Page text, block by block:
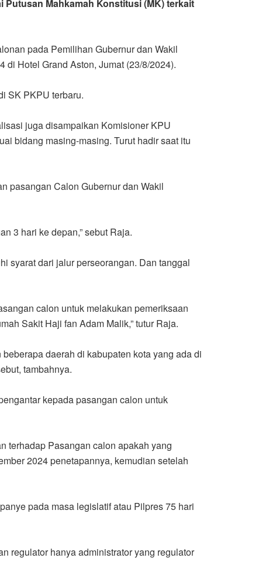
Mahkamah Konstitusi (MK) terkait
pada Pemilihan Gubernur dan Wakil
di Hotel Grand Aston, Jumat (23/8/2024).
SK PKPU terbaru.
juga disampaikan Komisioner KPU
bidang masing-masing. Turut hadir saat itu
pasangan Calon Gubernur dan Wakil
3 hari ke depan,” sebut Raja.
syarat dari jalur perseorangan. Dan tanggal
calon untuk melakukan pemeriksaan
Sakit Haji fan Adam Malik,” tutur Raja.
daerah di kabupaten kota yang ada di
tambahnya.
kepada pasangan calon untuk
terhadap Pasangan calon apakah yang
2024 penetapannya, kemudian setelah
pada masa legislatif atau Pilpres 75 hari
regulator hanya administrator yang regulator